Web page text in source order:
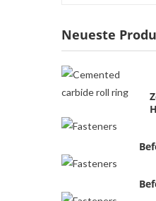
Neueste